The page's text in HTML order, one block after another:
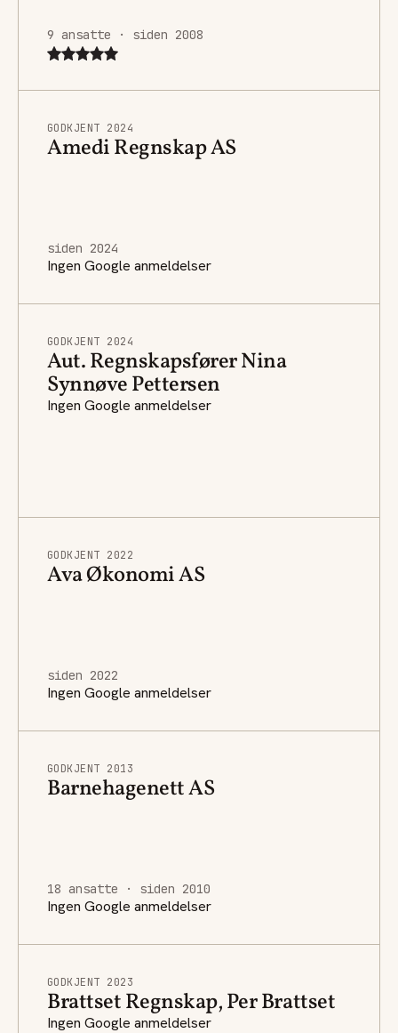
9 ansatte · siden 2008
GODKJENT 2024
Amedi Regnskap AS
siden 2024
Ingen Google anmeldelser
GODKJENT 2024
Aut. Regnskapsfører Nina
Synnøve Pettersen
Ingen Google anmeldelser
GODKJENT 2022
Ava Økonomi AS
siden 2022
Ingen Google anmeldelser
GODKJENT 2013
Barnehagenett AS
18 ansatte · siden 2010
Ingen Google anmeldelser
GODKJENT 2023
Brattset Regnskap, Per Brattset
Ingen Google anmeldelser